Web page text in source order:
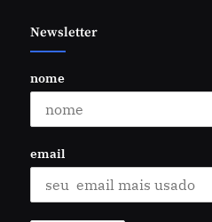
Newsletter
nome
email